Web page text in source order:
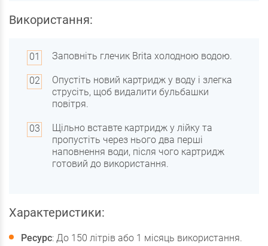
Використання:
Заповніть глечик Brita холодною водою.
Опустіть новий картридж у воду і злегка
струсіть, щоб видалити бульбашки
повітря.
Щільно вставте картридж у лійку та
пропустіть через нього два перші
наповнення води, після чого картридж
готовий до використання.
Характеристики:
Ресурс: До 150 літрів або 1 місяць використання.